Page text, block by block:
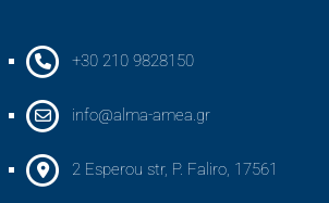
+30 210 9828150
info@alma-amea.gr
2 Esperou str, P. Faliro, 17561